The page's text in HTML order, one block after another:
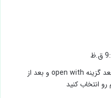
روی فایل کلیک کنید بعد گزینه open with و بعد از
انتخاب کنید